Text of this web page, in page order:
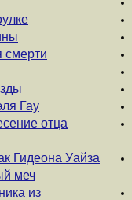
смерти
Гау
отца
Гидеона Уайза
меч
из